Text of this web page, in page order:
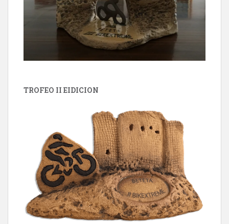
TROFEO II EIDICION